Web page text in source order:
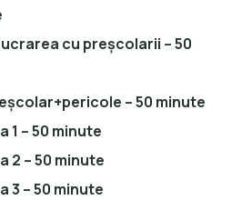
cu preșcolarii – 50
– 50 minute
1 – 50 minute
2 – 50 minute
3 – 50 minute